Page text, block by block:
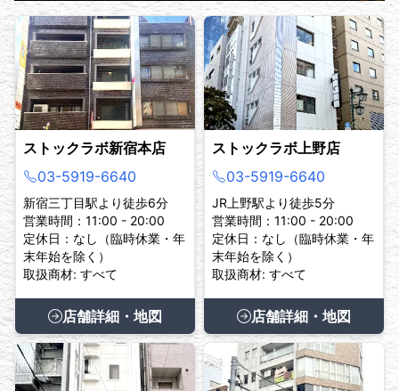
ストックラボ新宿本店
03-5919-6640
新宿三丁目駅より徒歩6分
営業時間：11:00 - 20:00
定休日：なし（臨時休業・年
末年始を除く）
取扱商材: すべて
店舗詳細・地図
ストックラボ上野店
03-5919-6640
JR上野駅より徒歩5分
営業時間：11:00 - 20:00
定休日：なし（臨時休業・年
末年始を除く）
取扱商材: すべて
店舗詳細・地図